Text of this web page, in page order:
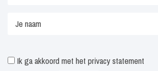
Ik ga akkoord met het privacy statement